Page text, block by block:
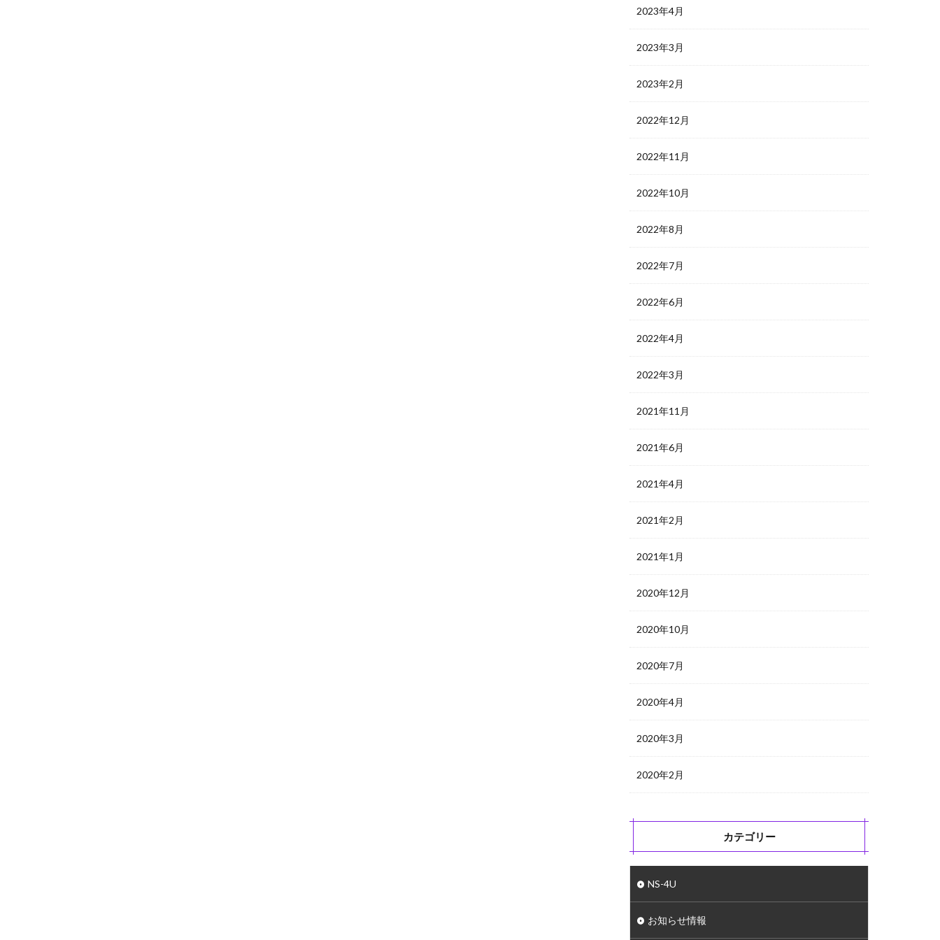
2023年4月
2023年3月
2023年2月
2022年12月
2022年11月
2022年10月
2022年8月
2022年7月
2022年6月
2022年4月
2022年3月
2021年11月
2021年6月
2021年4月
2021年2月
2021年1月
2020年12月
2020年10月
2020年7月
2020年4月
2020年3月
2020年2月
カテゴリー
NS-4U
お知らせ情報